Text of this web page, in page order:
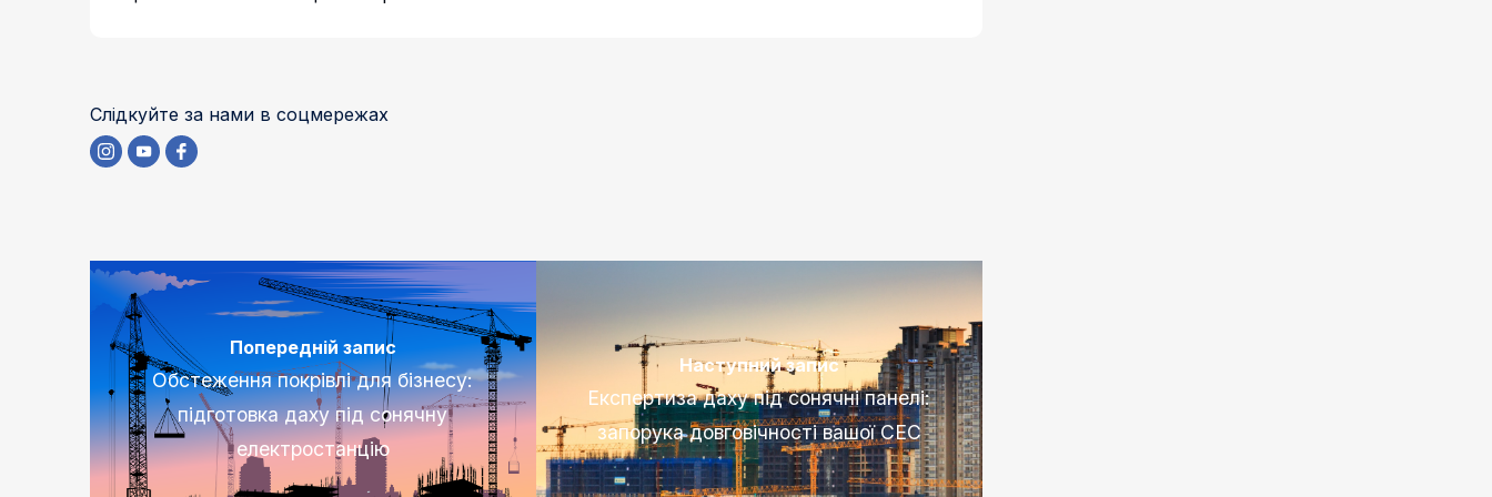
Слідкуйте за нами в соцмережах
Попередній запис
Обстеження покрівлі для бізнесу:
підготовка даху під сонячну
електростанцію
Наступний запис
Експертиза даху під сонячні панелі:
запорука довговічності вашої СЕС